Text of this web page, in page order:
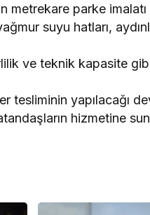
metrekare parke imalatı
suyu hatları,
ve teknik kapasite
tesliminin yapılacağı
hizmetine